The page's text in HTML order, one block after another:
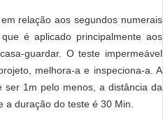
relação aos segundos numerais
é aplicado principalmente aos
guardar. O teste impermeável
melhora-a e inspeciona-a. A
1m pelo menos, a distância da
duração do teste é 30 Min.